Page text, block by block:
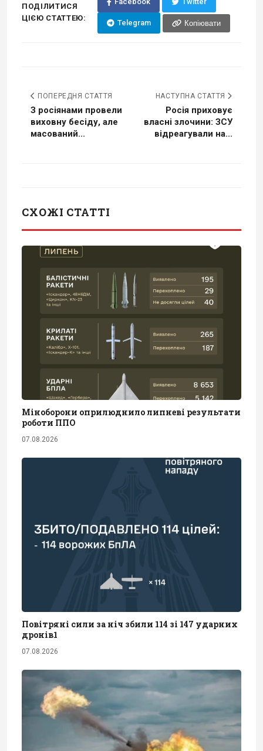
ПОДІЛИТИСЯ
ЦІЄЮ СТАТТЕЮ:
Telegram Копіювати
ПОПЕРЕДНЯ СТАТТЯ
З росіянами провели
виховну бесіду, але
масований...
НАСТУПНА СТАТТЯ
Росія приховує
власні злочини: ЗСУ
відреагували на...
СХОЖІ СТАТТІ
Міноборони оприлюднило липневі результати
роботи ППО
07.08.2026
Повітряні сили за ніч збили 114 зі 147 ударних
дронів1
07.08.2026